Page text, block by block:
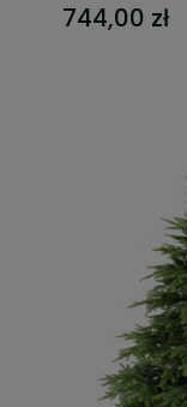
744,00 zł